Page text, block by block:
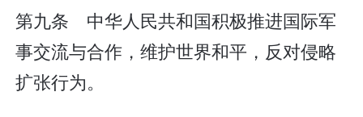
第九条 中华人民共和国积极推进国际军
事交流与合作，维护世界和平，反对侵略
扩张行为。